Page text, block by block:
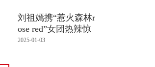
刘祖嫣携“惹火森林r
ose red”女团热辣惊
艳
2025-01-03